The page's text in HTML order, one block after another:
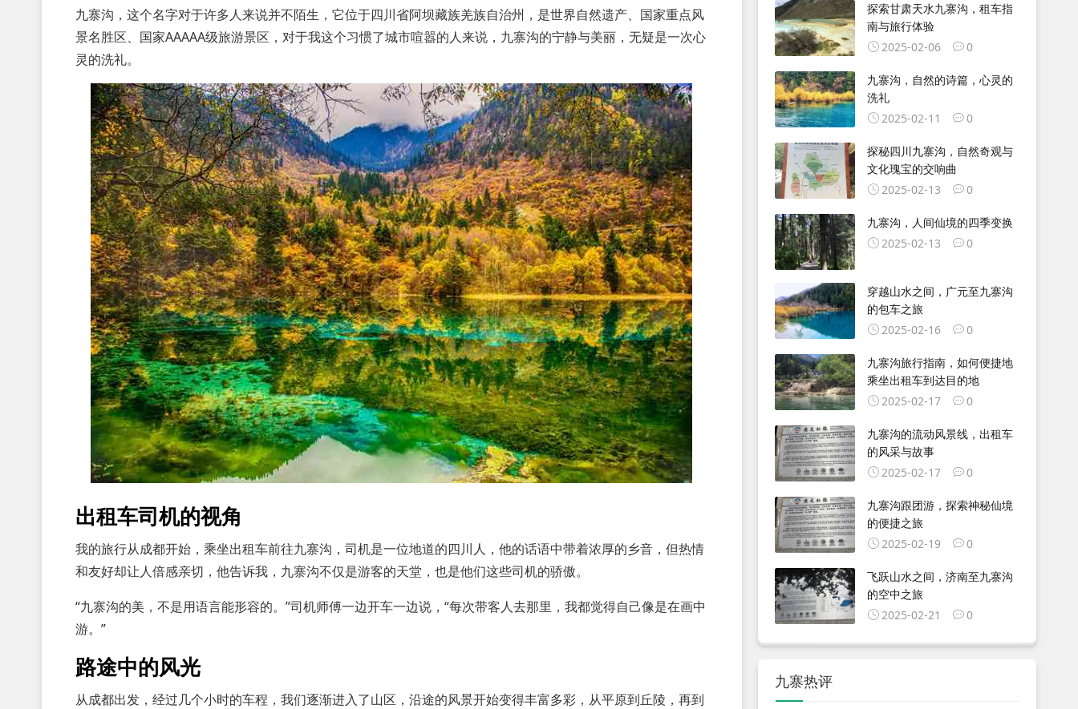
九寨沟，这个名字对于许多人来说并不陌生，它位于四川省阿坝藏族羌族自治州，是世界自然遗产、国家重点风
景名胜区、国家AAAAA级旅游景区，对于我这个习惯了城市喧嚣的人来说，九寨沟的宁静与美丽，无疑是一次心
灵的洗礼。
出租车司机的视角
我的旅行从成都开始，乘坐出租车前往九寨沟，司机是一位地道的四川人，他的话语中带着浓厚的乡音，但热情
和友好却让人倍感亲切，他告诉我，九寨沟不仅是游客的天堂，也是他们这些司机的骄傲。
“九寨沟的美，不是用语言能形容的。”司机师傅一边开车一边说，“每次带客人去那里，我都觉得自己像是在画中
游。”
路途中的风光
从成都出发，经过几个小时的车程，我们逐渐进入了山区，沿途的风景开始变得丰富多彩，从平原到丘陵，再到
探索甘肃天水九寨沟，租车指
南与旅行体验
2025-02-06
0
九寨沟，自然的诗篇，心灵的
洗礼
2025-02-11
0
探秘四川九寨沟，自然奇观与
文化瑰宝的交响曲
2025-02-13
0
九寨沟，人间仙境的四季变换
2025-02-13
0
穿越山水之间，广元至九寨沟
的包车之旅
2025-02-16
0
九寨沟旅行指南，如何便捷地
乘坐出租车到达目的地
2025-02-17
0
九寨沟的流动风景线，出租车
的风采与故事
2025-02-17
0
九寨沟跟团游，探索神秘仙境
的便捷之旅
2025-02-19
0
飞跃山水之间，济南至九寨沟
的空中之旅
2025-02-21
0
九寨热评